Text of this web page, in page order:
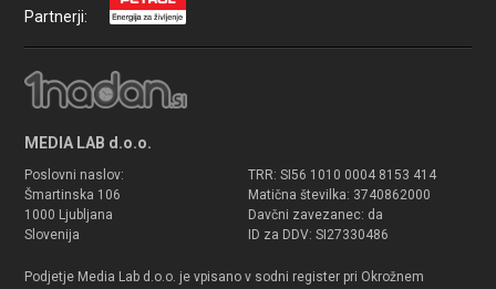
Partnerji:
MEDIA LAB d.o.o.
Poslovni naslov:
Šmartinska 106
1000 Ljubljana
Slovenija
TRR: SI56 1010 0004 8153 414
Matična številka: 3740862000
Davčni zavezanec: da
ID za DDV: SI27330486
Podjetje Media Lab d.o.o. je vpisano v sodni register pri Okrožnem